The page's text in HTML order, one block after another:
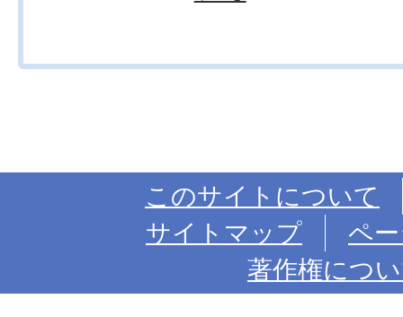
このサイトについて
サイトマップ
ペ
著作権につ